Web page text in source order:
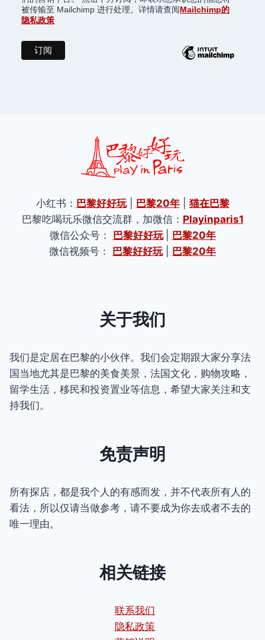
被传输至 Mailchimp 进行处理。详情请查阅Mailchimp的
隐私政策
小红书： 巴黎好好玩| 巴黎20年| 猫在巴黎
巴黎吃喝玩乐微信交流群，加微信： Playinparis1
微信公众号： 巴黎好好玩
巴黎20年
微信视频号： 巴黎好好玩| 巴黎20年
关于我们
我们是定居在巴黎的小伙伴。我们会定期跟大家分享法
国当地尤其是巴黎的美食美景，法国文化，购物攻略，
留学生活，移民和投资置业等信息，希望大家关注和支
持我们。
免责声明
所有探店，都是我个人的有感而发，并不代表所有人的
看法，所以仅请当做参考，请不要成为你去或者不去的
唯一理由。
相关链接
联系我们
隐私政策